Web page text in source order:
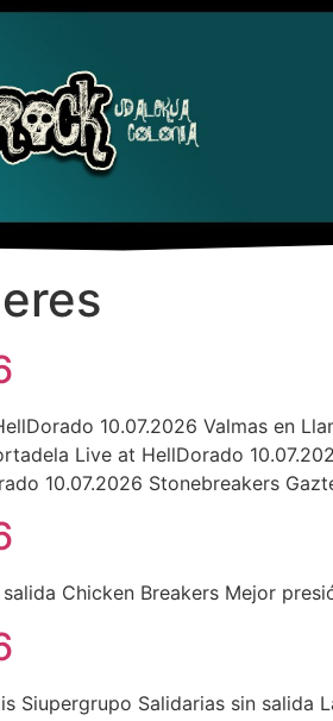
10.07.2026 Valmas en
Live at HellDorado
10.07.2026 Stonebreakers
Chicken Breakers Mejor
Siupergrupo Salidarias sin salida